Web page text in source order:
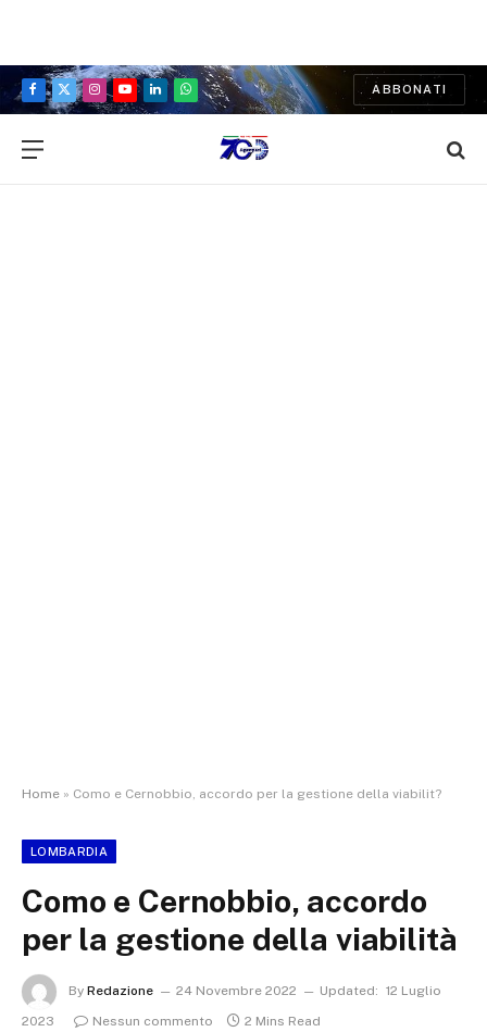
Facebook
X
Instagram
YouTubeLinkedInWhatsApp
ABBONATI
Home » Como e Cernobbio, accordo per la gestione della viabilit?
LOMBARDIA
Como e Cernobbio, accordo
per la gestione della viabilità
By Redazione 24 Novembre 2022 Updated: 12 Luglio
2023
Nessun commento 2 Mins Read